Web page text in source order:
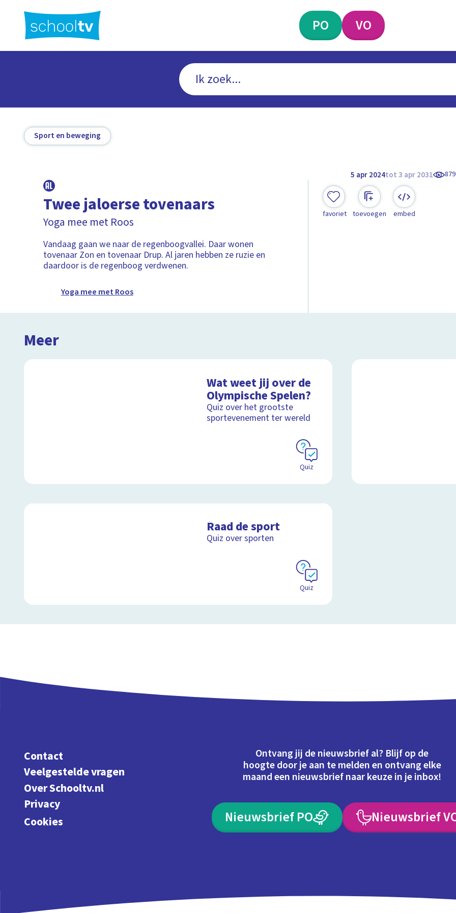
hoofdinhoud
PO VO
Sport en beweging
5 apr 2024tot 3 apr 2031 879
Twee jaloerse tovenaars
Yoga mee met Roos
Vandaag gaan we naar de regenboogvallei. Daar wonen
tovenaar Zon en tovenaar Drup. Al jaren hebben ze ruzie en
daardoor is de regenboog verdwenen.
Yoga mee met Roos
favoriet toevoegen embed
Meer
Wat weet jij over de
Olympische Spelen?
Quiz over het grootste
sportevenement ter wereld
Quiz
Raad de sport
Quiz over sporten
Quiz
Contact
Veelgestelde vragen
Over Schooltv.nl
Privacy
Cookies
Ontvang jij de nieuwsbrief al? Blijf op de
hoogte door je aan te melden en ontvang elke
maand een nieuwsbrief naar keuze in je inbox!
Nieuwsbrief PO Nieuwsbrief